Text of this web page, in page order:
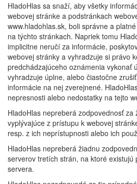
HladoHlas sa snaží, aby všetky
webovej stránke a podstránkach
www.hladohlas.sk, boli správne a
na týchto stránkach. Napriek tomu
implicitne neručí za informácie,
webovej stránky a vyhradzuje si právo
predchádzajúceho oznámenia vykonať
vyhradzuje úplne, alebo čiastočne
informácie na nej zverejnené.
nepresnosti alebo nedostatky na tejto
HladoHlas nepreberá zodpovednosť za
vyplývajúce z prístupu k webovej
resp. z ich neprístupnosti alebo ich
HladoHlas nepreberá žiadnu
serverov tretích strán, na ktoré existujú
servera.